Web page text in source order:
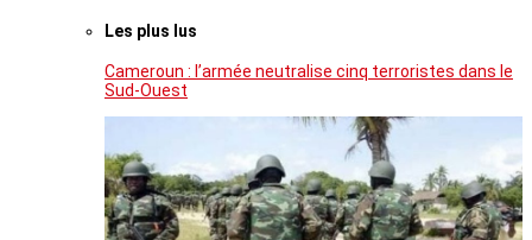
Les plus lus
Cameroun : l’armée neutralise cinq terroristes dans le
Sud-Ouest